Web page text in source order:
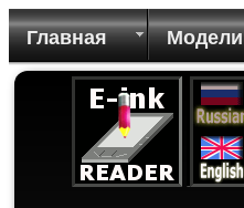
Главная Модели